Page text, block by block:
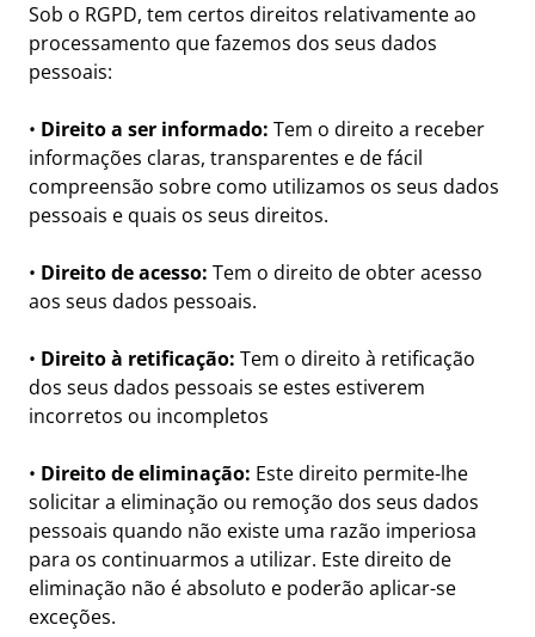
Sob o RGPD, tem certos direitos relativamente ao
processamento que fazemos dos seus dados
pessoais:
• Direito a ser informado: Tem o direito a receber
informações claras, transparentes e de fácil
compreensão sobre como utilizamos os seus dados
pessoais e quais os seus direitos.
• Direito de acesso: Tem o direito de obter acesso
aos seus dados pessoais.
• Direito à retificação: Tem o direito à retificação
dos seus dados pessoais se estes estiverem
incorretos ou incompletos
• Direito de eliminação: Este direito permite-lhe
solicitar a eliminação ou remoção dos seus dados
pessoais quando não existe uma razão imperiosa
para os continuarmos a utilizar. Este direito de
eliminação não é absoluto e poderão aplicar-se
exceções.